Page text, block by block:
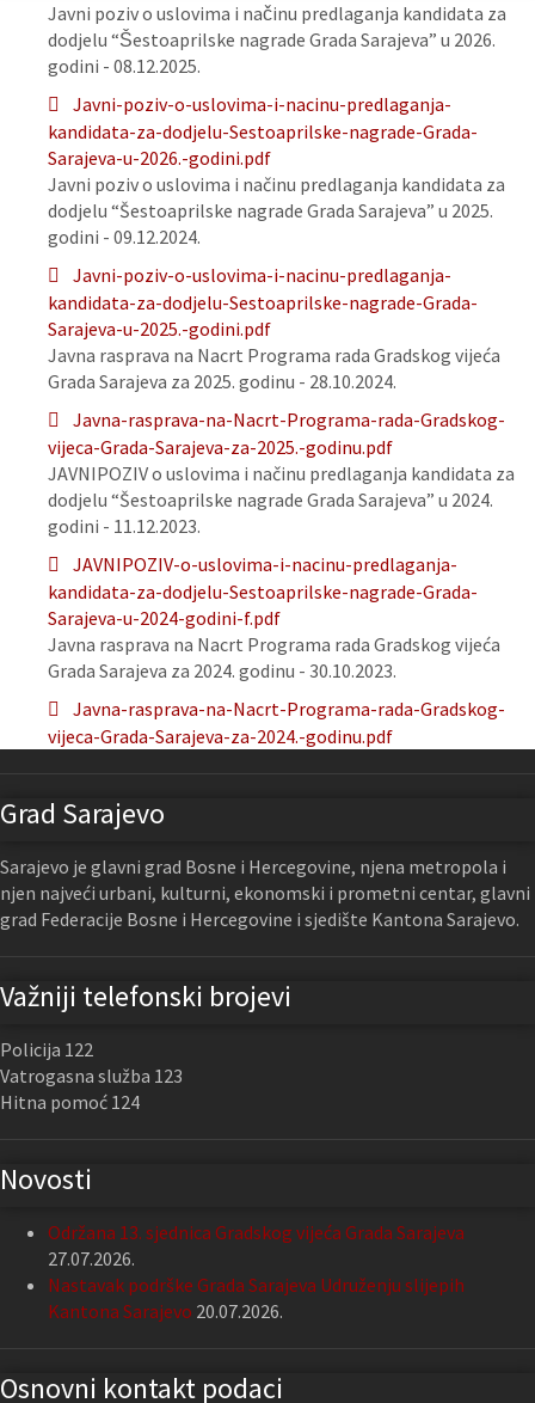
Javni poziv o uslovima i načinu predlaganja kandidata za
dodjelu “Šestoaprilske nagrade Grada Sarajeva” u 2026.
godini - 08.12.2025.
Javni-poziv-o-uslovima-i-nacinu-predlaganja-
kandidata-za-dodjelu-Sestoaprilske-nagrade-Grada-
Sarajeva-u-2026.-godini.pdf
Javni poziv o uslovima i načinu predlaganja kandidata za
dodjelu “Šestoaprilske nagrade Grada Sarajeva” u 2025.
godini - 09.12.2024.
Javni-poziv-o-uslovima-i-nacinu-predlaganja-
kandidata-za-dodjelu-Sestoaprilske-nagrade-Grada-
Sarajeva-u-2025.-godini.pdf
Javna rasprava na Nacrt Programa rada Gradskog vijeća
Grada Sarajeva za 2025. godinu - 28.10.2024.
Javna-rasprava-na-Nacrt-Programa-rada-Gradskog-
vijeca-Grada-Sarajeva-za-2025.-godinu.pdf
JAVNIPOZIV o uslovima i načinu predlaganja kandidata za
dodjelu “Šestoaprilske nagrade Grada Sarajeva” u 2024.
godini - 11.12.2023.
JAVNIPOZIV-o-uslovima-i-nacinu-predlaganja-
kandidata-za-dodjelu-Sestoaprilske-nagrade-Grada-
Sarajeva-u-2024-godini-f.pdf
Javna rasprava na Nacrt Programa rada Gradskog vijeća
Grada Sarajeva za 2024. godinu - 30.10.2023.
Javna-rasprava-na-Nacrt-Programa-rada-Gradskog-
vijeca-Grada-Sarajeva-za-2024.-godinu.pdf
Grad Sarajevo
Sarajevo je glavni grad Bosne i Hercegovine, njena metropola i
njen najveći urbani, kulturni, ekonomski i prometni centar, glavni
grad Federacije Bosne i Hercegovine i sjedište Kantona Sarajevo.
Važniji telefonski brojevi
Policija 122
Vatrogasna služba 123
Hitna pomoć 124
Novosti
Održana 13. sjednica Gradskog vijeća Grada Sarajeva
27.07.2026.
Nastavak podrške Grada Sarajeva Udruženju slijepih
Kantona Sarajevo 20.07.2026.
Osnovni kontakt podaci